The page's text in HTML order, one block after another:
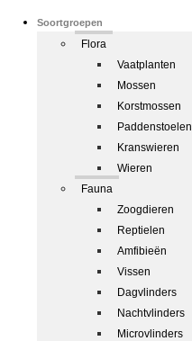
Soortgroepen
Flora
Vaatplanten
Mossen
Korstmossen
Paddenstoelen
Kranswieren
Wieren
Fauna
Zoogdieren
Reptielen
Amfibieën
Vissen
Dagvlinders
Nachtvlinders
Microvlinders